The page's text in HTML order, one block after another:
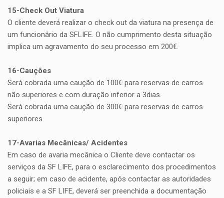
15-Check Out Viatura
O cliente deverá realizar o check out da viatura na presença de
um funcionário da SFLIFE. O não cumprimento desta situação
implica um agravamento do seu processo em 200€.
16-Cauções
Será cobrada uma caução de 100€ para reservas de carros
não superiores e com duração inferior a 3dias.
Será cobrada uma caução de 300€ para reservas de carros
superiores.
17-Avarias Mecânicas/ Acidentes
Em caso de avaria mecânica o Cliente deve contactar os
serviços da SF LIFE, para o esclarecimento dos procedimentos
a seguir; em caso de acidente, após contactar as autoridades
policiais e a SF LIFE, deverá ser preenchida a documentação